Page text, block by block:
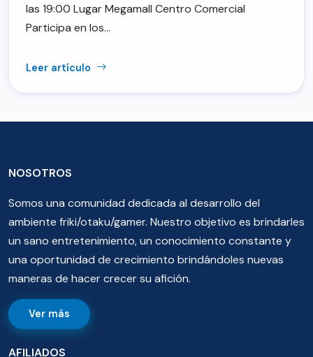
las 19:00 Lugar Megamall Centro Comercial
Participa en los…
Leer artículo
NOSOTROS
Somos una comunidad dedicada al desarrollo del
ambiente friki/otaku/gamer. Nuestro objetivo es brindarles
un sano entretenimiento, un conocimiento constante y
una oportunidad de crecimiento brindándoles nuevas
maneras de hacer crecer su afición.
Ver más
AFILIADOS